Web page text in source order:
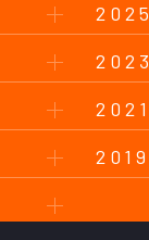
2025
2023
2021
2019